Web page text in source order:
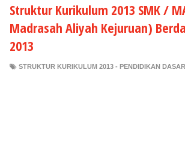
Struktur Kurikulum 2013 SMK /
Madrasah Aliyah Kejuruan)
2013
STRUKTUR KURIKULUM 2013 - PENDIDIKAN